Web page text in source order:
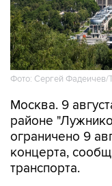
Фото: Сергей
Москва. 9
ограничено 9
концерта,
транспорта.
В частности,